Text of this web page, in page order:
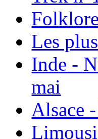
Les
Inde -
mai
Alsace